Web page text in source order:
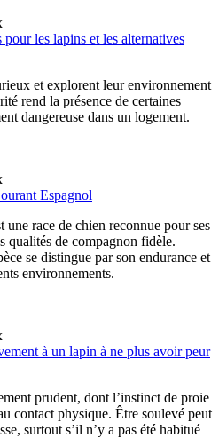
les lapins et les alternatives
et explorent leur environnement
rend la présence de certaines
dangereuse dans un logement.
Espagnol
race de chien reconnue pour ses
qualités de compagnon fidèle.
se distingue par son endurance et
environnements.
à un lapin à ne plus avoir peur
prudent, dont l’instinct de proie
contact physique. Être soulevé peut
surtout s’il n’y a pas été habitué